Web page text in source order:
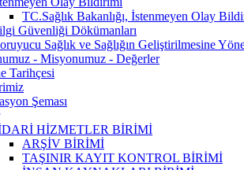
TC.Sağlık Bakanlığı, İstenmeyen Olay
Güvenliği Dökümanları
Sağlık ve Sağlığın Geliştirilmesine
- Misyonumuz - Değerler
Tarihçesi
Şeması
HİZMETLER BİRİMİ
ARŞİV BİRİMİ
TAŞINIR KAYIT KONTROL BİRİMİ